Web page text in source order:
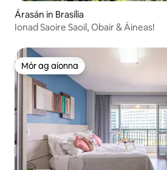
Árasán in Brasília
Ionad Saoire Saoil, Obair & Áineas!
Mór ag aíonna
Mór ag aíonna